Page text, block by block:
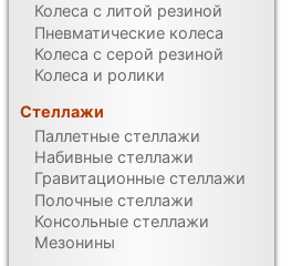
Колеса с литой резиной
Пневматические колеса
Колеса с серой резиной
Колеса и ролики
Стеллажи
Паллетные стеллажи
Набивные стеллажи
Гравитационные стеллажи
Полочные стеллажи
Консольные стеллажи
Мезонины